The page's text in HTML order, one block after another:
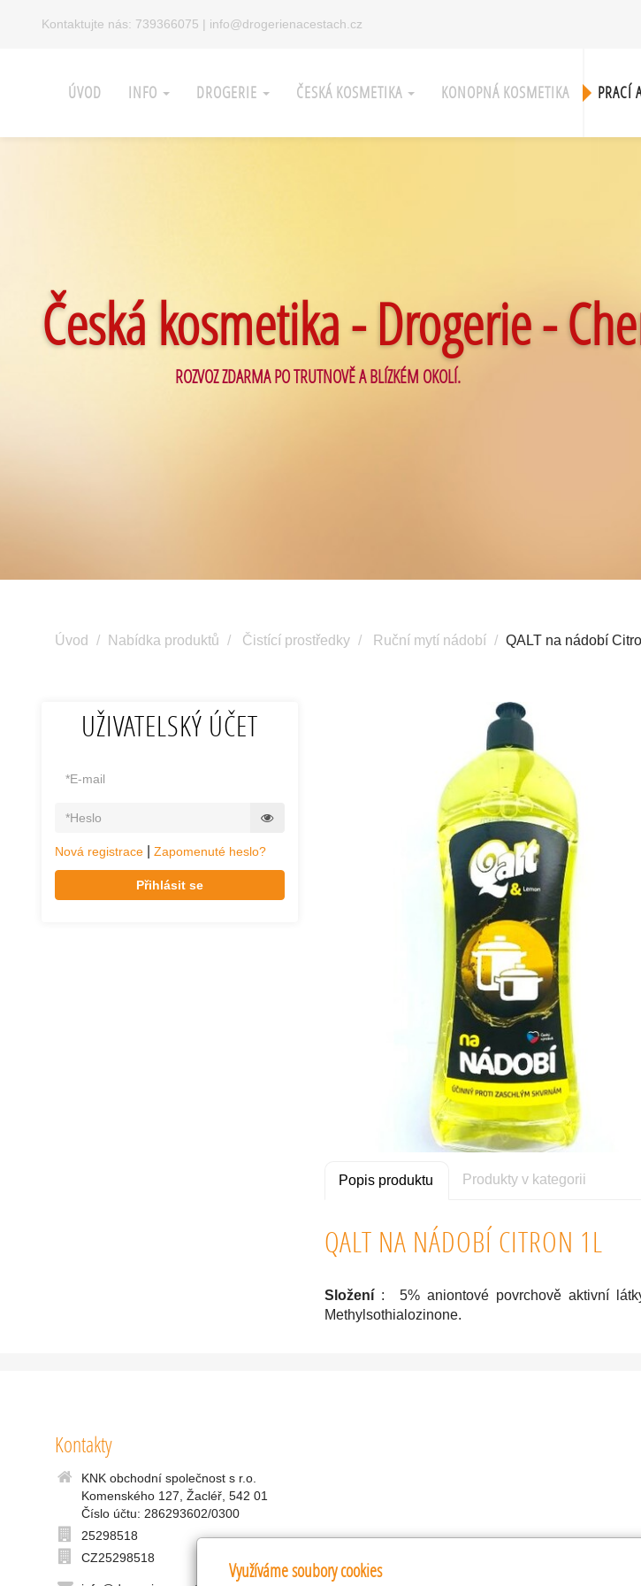
Kontaktujte nás: 739366075 | info@drogerienacestach.cz
ÚVOD INFO DROGERIE ČESKÁ KOSMETIKA KONOPNÁ KOSMETIKA PRACÍ
Česká kosmetika - Drogerie -
ROZVOZ ZDARMA PO TRUTNOVĚ A BLÍZKÉM OKOLÍ.
Úvod Nabídka produktů Čistící prostředky Ruční mytí nádobí QALT na nádobí
UŽIVATELSKÝ ÚČET
Nová registrace Zapomenuté heslo?
Přihlásit se
Popis produktu Produkty v kategorii
QALT NA NÁDOBÍ CITRON 1L
Složení : 5% aniontové povrchově aktivní
Methylsothialozinone.
Kontakty
KNK obchodní společnost s r.o.
Komenského 127, Žacléř, 542 01
Číslo účtu: 286293602/0300
25298518
CZ25298518
Využíváme soubory cookies